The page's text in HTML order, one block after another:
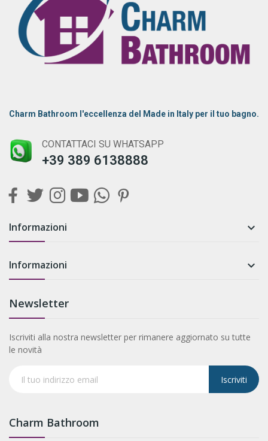
Charm Bathroom l'eccellenza del Made in Italy per il tuo bagno.
CONTATTACI SU WHATSAPP
+39 389 6138888
Informazioni 
Informazioni 
Newsletter
Iscriviti alla nostra newsletter per rimanere aggiornato su tutte
le novità
Iscriviti
Charm Bathroom